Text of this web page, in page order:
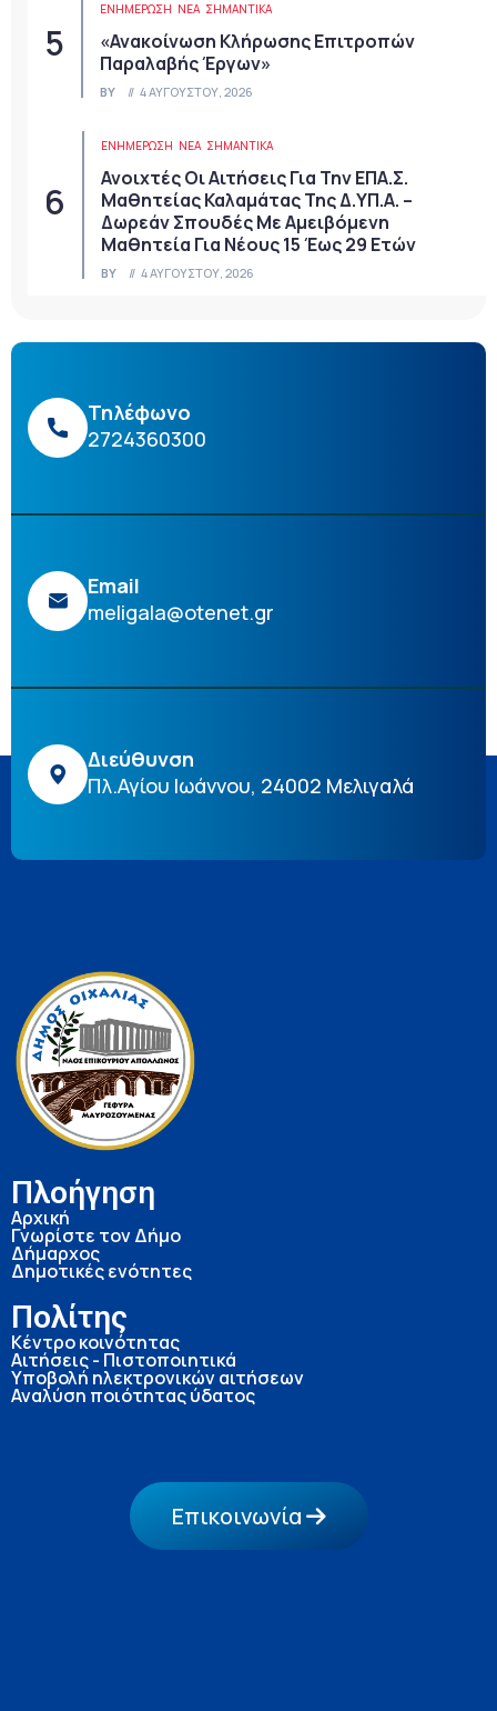
ΕΝΗΜΕΡΩΣΗ ΝΈΑ ΣΗΜΑΝΤΙΚΆ
«Ανακοίνωση Κλήρωσης Επιτροπών
Παραλαβής Έργων»
BY 4 ΑΥΓΟΎΣΤΟΥ, 2026
ΕΝΗΜΕΡΩΣΗ ΝΈΑ ΣΗΜΑΝΤΙΚΆ
Ανοιχτές Οι Αιτήσεις Για Την ΕΠΑ.Σ.
Μαθητείας Καλαμάτας Της Δ.ΥΠ.Α. –
Δωρεάν Σπουδές Με Αμειβόμενη
Μαθητεία Για Νέους 15 Έως 29 Ετών
BY 4 ΑΥΓΟΎΣΤΟΥ, 2026
Τηλέφωνο
2724360300
Email
meligala@otenet.gr
Διεύθυνση
Πλ.Αγίου Ιωάννου, 24002 Μελιγαλά
Πλοήγηση
Αρχική
Γνωρίστε τον Δήμο
Δήμαρχος
Δημοτικές ενότητες
Πολίτης
Κέντρο κοινότητας
Αιτήσεις - Πιστοποιητικά
Υποβολή ηλεκτρονικών αιτήσεων
Αναλύση ποιότητας ύδατος
Επικοινωνία